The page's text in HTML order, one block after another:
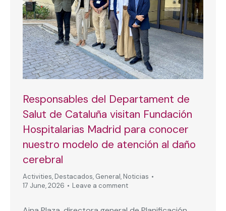
Responsables del Departament de
Salut de Cataluña visitan Fundación
Hospitalarias Madrid para conocer
nuestro modelo de atención al daño
cerebral
Activities, Destacados, General, Noticias
17 June, 2026
Leave a comment